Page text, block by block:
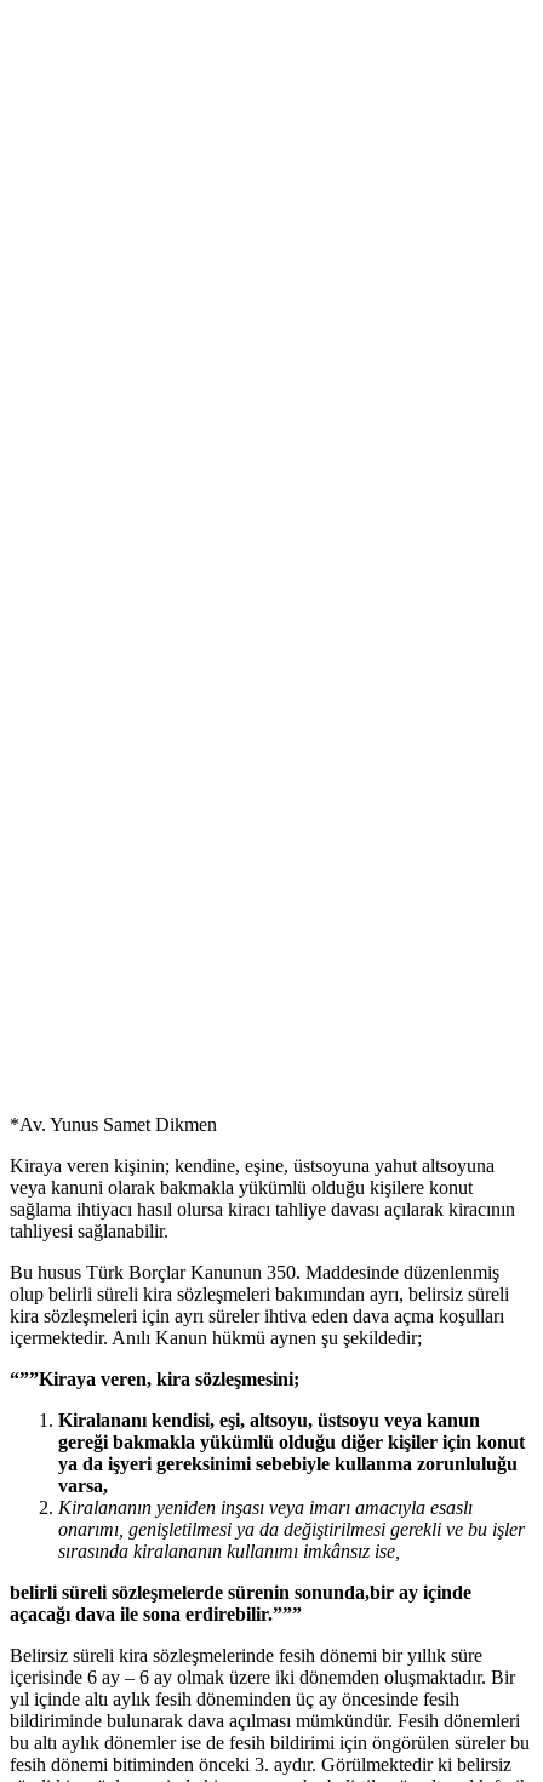
*Av. Yunus Samet Dikmen
Kiraya veren kişinin; kendine, eşine, üstsoyuna yahut altsoyuna
veya kanuni olarak bakmakla yükümlü olduğu kişilere konut
sağlama ihtiyacı hasıl olursa kiracı tahliye davası açılarak kiracının
tahliyesi sağlanabilir.
Bu husus Türk Borçlar Kanunun 350. Maddesinde düzenlenmiş
olup belirli süreli kira sözleşmeleri bakımından ayrı, belirsiz süreli
kira sözleşmeleri için ayrı süreler ihtiva eden dava açma koşulları
içermektedir. Anılı Kanun hükmü aynen şu şekildedir;
“””Kiraya veren, kira sözleşmesini;
Kiralananı kendisi, eşi, altsoyu, üstsoyu veya kanun
gereği bakmakla yükümlü olduğu diğer kişiler için konut
ya da işyeri gereksinimi sebebiyle kullanma zorunluluğu
varsa,
Kiralananın yeniden inşası veya imarı amacıyla esaslı
onarımı, genişletilmesi ya da değiştirilmesi gerekli ve bu işler
sırasında kiralananın kullanımı imkânsız ise,
belirli süreli sözleşmelerde sürenin sonunda,bir ay içinde
açacağı dava ile sona erdirebilir.”””
Belirsiz süreli kira sözleşmelerinde fesih dönemi bir yıllık süre
içerisinde 6 ay – 6 ay olmak üzere iki dönemden oluşmaktadır. Bir
yıl içinde altı aylık fesih döneminden üç ay öncesinde fesih
bildiriminde bulunarak dava açılması mümkündür. Fesih dönemleri
bu altı aylık dönemler ise de fesih bildirimi için öngörülen süreler bu
fesih dönemi bitiminden önceki 3. aydır. Görülmektedir ki belirsiz